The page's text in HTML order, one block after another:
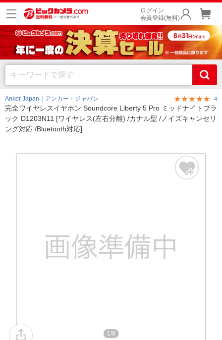
ログイン
会員登録(無料)
Anker Japan｜アンカー・ジャパン 4
完全ワイヤレスイヤホン Soundcore Liberty 5 Pro ミッドナイトブラ
ック D1203N11 [ワイヤレス(左右分離) /カナル型 /ノイズキャンセリ
ング対応 /Bluetooth対応]
1/8